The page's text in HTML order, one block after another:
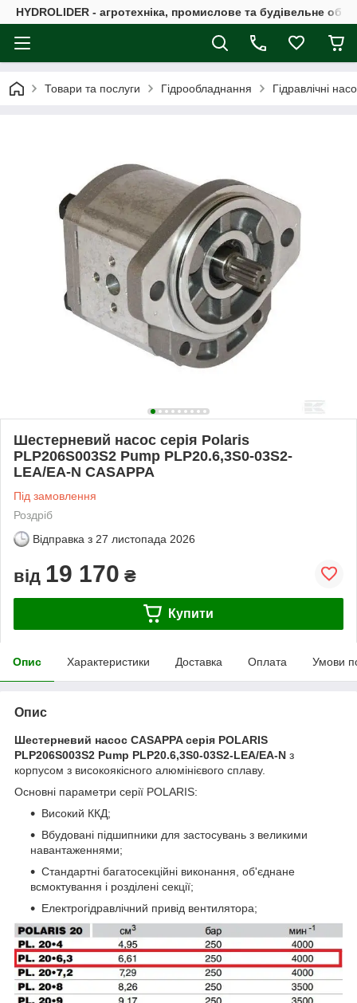
HYDROLIDER - агротехніка, промислове та будівельне
Товари та послуги Гідрообладнання Гідравлічні
Шестерневий насос серія Polaris
PLP206S003S2 Pump PLP20.6,3S0-03S2-
LEA/EA-N CASAPPA
Під замовлення
Роздріб
Відправка з 27 листопада 2026
від 19 170 ₴
Купити
Опис Характеристики Доставка Оплата Умови
Опис
Шестерневий насос CASAPPA серія POLARIS
PLP206S003S2 Pump PLP20.6,3S0-03S2-LEA/EA-N з
корпусом з високоякісного алюмінієвого сплаву.
Основні параметри серії POLARIS:
Високий ККД;
Вбудовані підшипники для застосувань з великими
навантаженнями;
Стандартні багатосекційні виконання, об'єднане
всмоктування і розділені секції;
Електрогідравлічний привід вентилятора;